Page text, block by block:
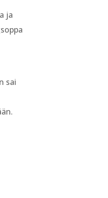
ja
sai